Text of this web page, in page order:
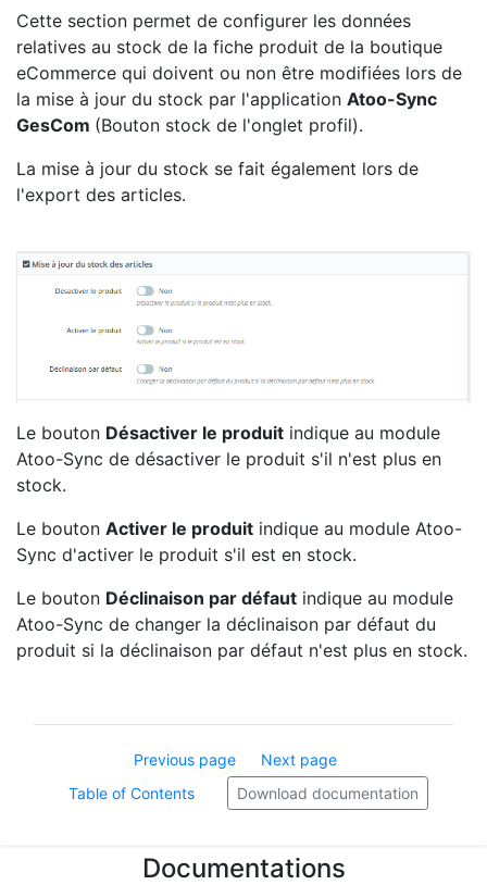
Cette section permet de configurer les données
relatives au stock de la fiche produit de la boutique
eCommerce qui doivent ou non être modifiées lors de
la mise à jour du stock par l'application Atoo-Sync
GesCom (Bouton stock de l'onglet profil).
La mise à jour du stock se fait également lors de
l'export des articles.
Le bouton Désactiver le produit indique au module
Atoo-Sync de désactiver le produit s'il n'est plus en
stock.
Le bouton Activer le produit indique au module Atoo-
Sync d'activer le produit s'il est en stock.
Le bouton Déclinaison par défaut indique au module
Atoo-Sync de changer la déclinaison par défaut du
produit si la déclinaison par défaut n'est plus en stock.
Previous page
Next page
Table of Contents
Download documentation
Documentations